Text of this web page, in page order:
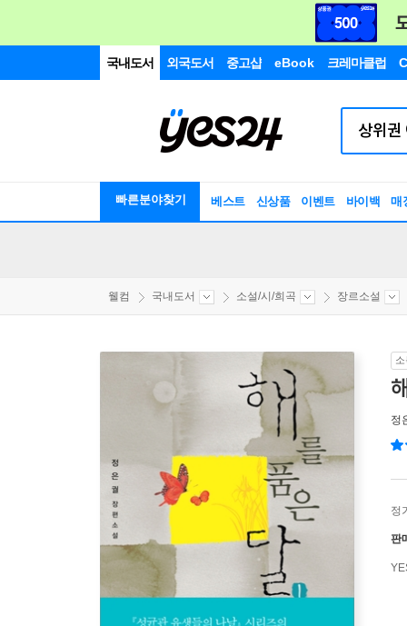
국내도서 외국도서 중고샵 eBook 크레마클럽
빠른분야찾기 베스트 신상품 이벤트 바이백 매
웰컴 국내도서 소설/시/희곡 장르소설
정
정
판